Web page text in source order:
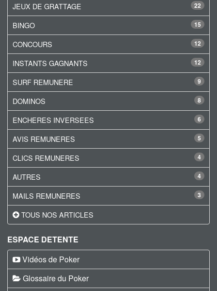
22
JEUX DE GRATTAGE
15
BINGO
12
CONCOURS
12
INSTANTS GAGNANTS
9
SURF REMUNERE
8
DOMINOS
6
ENCHERES INVERSEES
5
AVIS REMUNERES
4
CLICS REMUNERES
4
AUTRES
3
MAILS REMUNERES
TOUS NOS ARTICLES
ESPACE DETENTE
Vidéos de Poker
Glossaire du Poker